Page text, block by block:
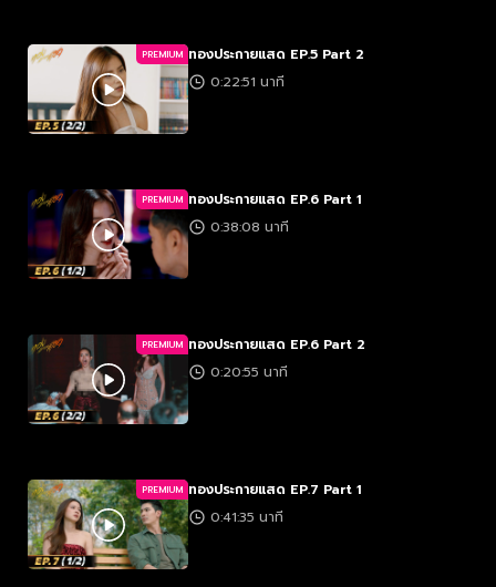
PREMIUM ทองประกายแสด EP.5 Part 2
0:22:51 นาที
PREMIUM ทองประกายแสด EP.6 Part 1
0:38:08 นาที
PREMIUM ทองประกายแสด EP.6 Part 2
0:20:55 นาที
PREMIUM ทองประกายแสด EP.7 Part 1
0:41:35 นาที